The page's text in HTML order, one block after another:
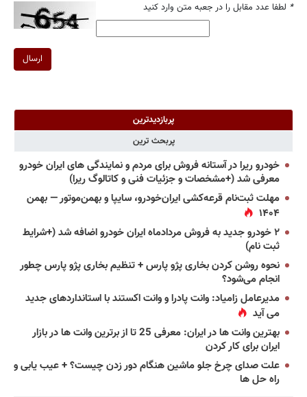
* لطفا عدد مقابل را در جعبه متن وارد کنید
ارسال
پربازدیدترین
پربحث ترین
خودرو ریرا در آستانه فروش برای مردم و نمایندگی های ایران خودرو
معرفی شد (+مشخصات و جزئیات فنی و کاتالوگ ریرا)
مهلت ثبت‌نام قرعه‌کشی ایران‌خودرو، سایپا و بهمن‌موتور — بهمن
۱۴۰۴
۲ خودرو جدید به فروش مردادماه ایران خودرو اضافه شد (+شرایط
ثبت نام)
نحوه روشن کردن بخاری پژو پارس + تنظیم بخاری پژو پارس چطور
انجام می‌شود؟
مدیرعامل زامیاد: وانت پادرا و وانت اکستند با استانداردهای جدید
می آید
بهترین وانت ها در ایران: معرفی 25 تا از برترین وانت ها در بازار
ایران برای کار کردن
علت صدای چرخ جلو ماشین هنگام دور زدن چیست؟ + عیب یابی و
راه حل ها